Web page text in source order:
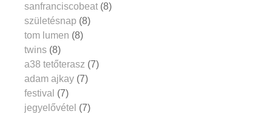
sanfranciscobeat (8)
születésnap (8)
tom lumen (8)
twins (8)
a38 tetőterasz (7)
adam ajkay (7)
festival (7)
jegyelővétel (7)